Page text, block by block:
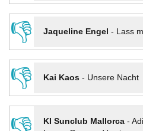
👎
Jaqueline Engel - Lass
👎
Kai Kaos- Unsere Nacht
KI Sunclub Mallorca-